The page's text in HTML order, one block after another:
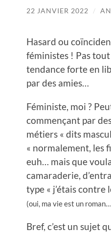
22 JANVIER 2022 /
Hasard ou
féministes ! Pas tout
tendance forte en
par des amies…
Féministe, moi ?
commençant par
métiers « dits
« normalement, les
euh… mais que
camaraderie,
type « j’étais contre
(oui, ma vie est un
Bref, c’est un sujet